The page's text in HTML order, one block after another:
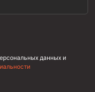
данных и